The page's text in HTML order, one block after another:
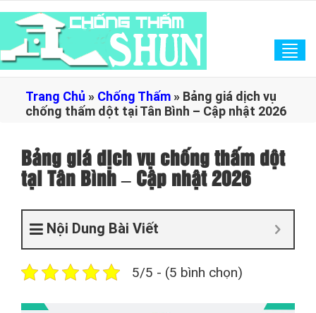
Trang Chủ » Chống Thấm » Bảng giá dịch vụ
chống thấm dột tại Tân Bình – Cập nhật 2026
Bảng giá dịch vụ chống thấm dột
tại Tân Bình – Cập nhật 2026
Nội Dung Bài Viết
5/5 - (5 bình chọn)